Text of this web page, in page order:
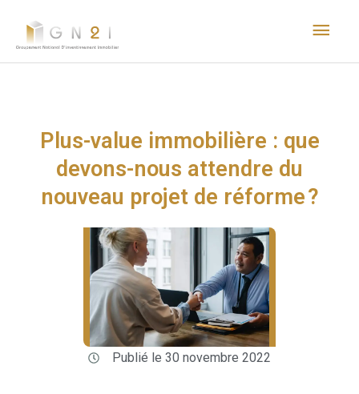
Plus-value immobilière : que
devons-nous attendre du
nouveau projet de réforme ?
Publié le 30 novembre 2022